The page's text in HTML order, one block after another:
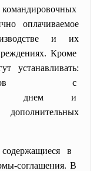
оплачиваемое
и их
Кроме
устанавливать:
с
днем и
дополнительных
в
соглашения. В